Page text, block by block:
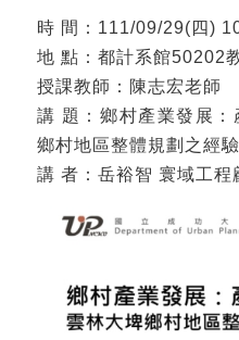
時 間：111/09/29(四)
地 點：都計系館50202
授課教師：陳志宏老師
講 題：鄉村產業發展
鄉村地區整體規劃之經
講 者：岳裕智 寰域工程